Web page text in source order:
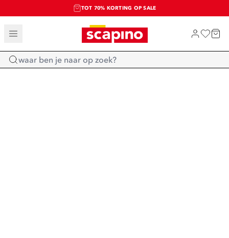
TOT 70% KORTING OP SALE
SALE: LAATSTE KANS!
SHOP NIEUW
Home